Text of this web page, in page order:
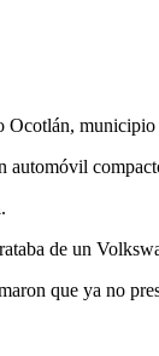
Ocotlán, municipio
automóvil
.
de un
que ya no